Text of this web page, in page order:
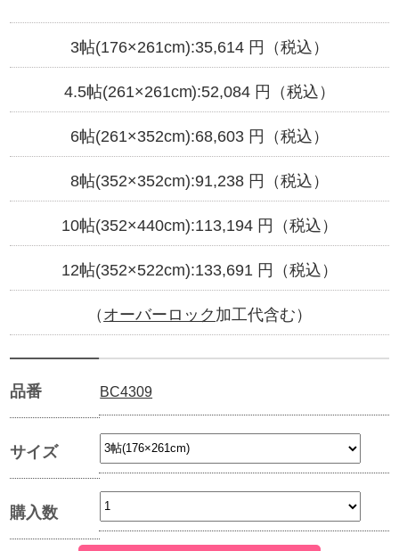
3帖(176×261cm):35,614円（税込）
4.5帖(261×261cm):52,084 円（税込）
6帖(261×352cm):68,603円（税込）
8帖(352×352cm):91,238円（税込）
10帖(352×440cm):113,194円（税込）
12帖(352×522cm):133,691 円（税込）
（ オーバーロック 加工代含む）
品番 BC4309
サイズ
購入数